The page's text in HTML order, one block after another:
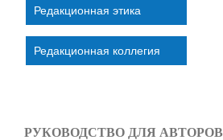
Редакционная этика
Редакционная коллегия
РУКОВОДСТВО ДЛЯ АВТОРОВ